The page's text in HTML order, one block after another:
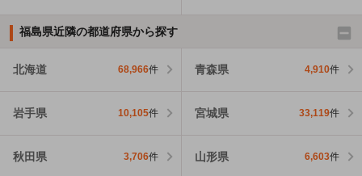
福島県近隣の都道府県から探す
北海道 68,966件 青森県 4,910件
岩手県 10,105件 宮城県 33,119件
秋田県 3,706件 山形県 6,603件